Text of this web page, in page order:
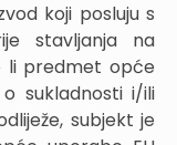
koji posluju s
stavljanja na
li predmet opće
sukladnosti i/ili
subjekt je